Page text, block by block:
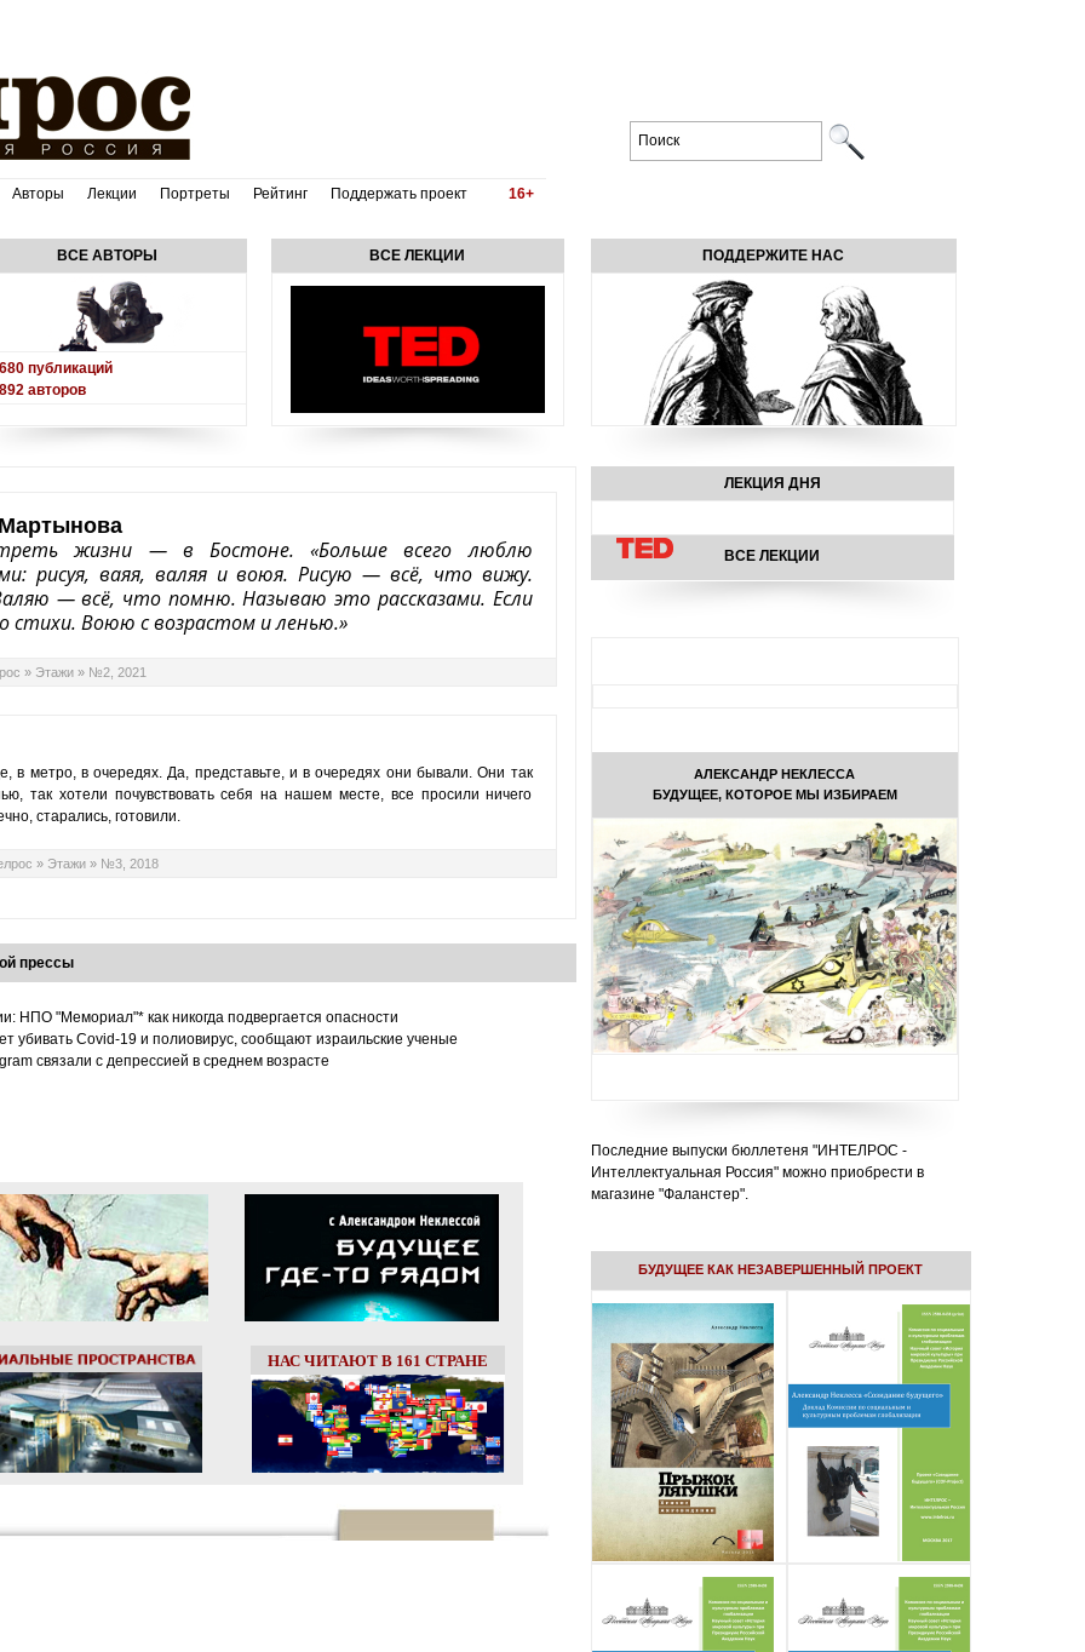
Авторы Лекции Портреты Рейтинг Поддержать проект 16+
ВСЕ АВТОРЫ
публикаций
авторов
ВСЕ ЛЕКЦИИ
жизни — в Бостоне. «Больше всего люблю
рисуя, ваяя, валяя и воюя. Рисую — всё, что вижу.
— всё, что помню. Называю это рассказами. Если
стихи. Воюю с возрастом и ленью.»
» Этажи» №2, 2021
в метро, в очередях. Да, представьте, и в очередях они бывали. Они так
так хотели почувствовать себя на нашем месте, все просили ничего
старались, готовили.
» Этажи» №3, 2018
прессы
НПО "Мемориал"* как никогда подвергается опасности
убивать Covid-19 и полиовирус, сообщают израильские ученые
связали с депрессией в среднем возрасте
НАС ЧИТАЮТ В 161 СТРАНЕ
ПОДДЕРЖИТЕ НАС
ЛЕКЦИЯ ДНЯ
ВСЕ ЛЕКЦИИ
АЛЕКСАНДР НЕКЛЕССА
БУДУЩЕЕ, КОТОРОЕ МЫ ИЗБИРАЕМ
Последние выпуски бюллетеня "ИНТЕЛРОС -
Интеллектуальная Россия" можно приобрести в
магазине "Фаланстер".
БУДУЩЕЕ КАК НЕЗАВЕРШЕННЫЙ ПРОЕКТ